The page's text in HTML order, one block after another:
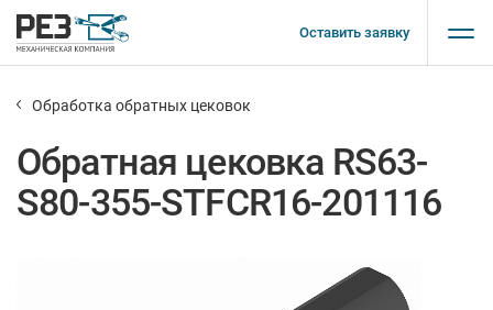
Оставить заявку
Обработка обратных цековок
Обратная цековка RS63-
S80-355-STFCR16-201116